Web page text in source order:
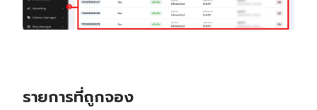
รายการที่ถูกจอง